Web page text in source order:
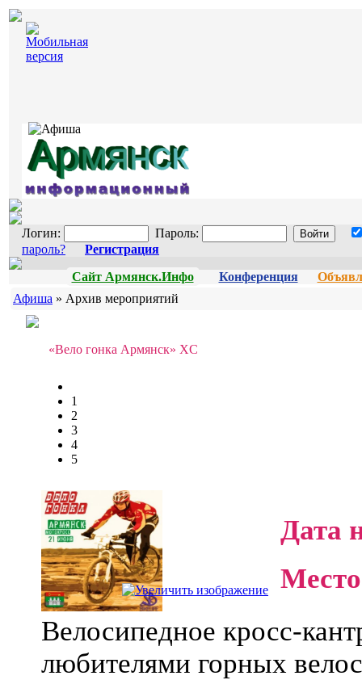
Логин:
Пароль:
пароль?
Регистрация
Сайт Армянск.Инфо
Конференция
Афиша » Архив мероприятий
«Вело гонка Армянск» XC
1
2
3
4
5
Дата
Велосипедное кросс-
любителями горных